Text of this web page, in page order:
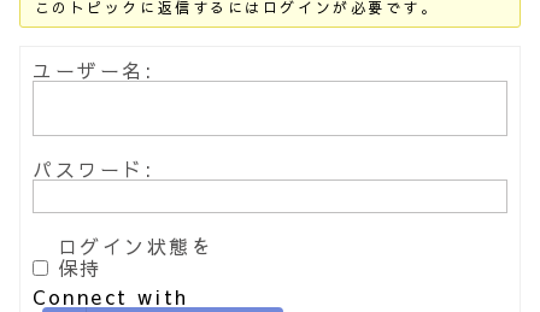
このトピックに返信するにはログインが必要です。
ユーザー名:
パスワード:
ログイン状態を
保持
Connect with